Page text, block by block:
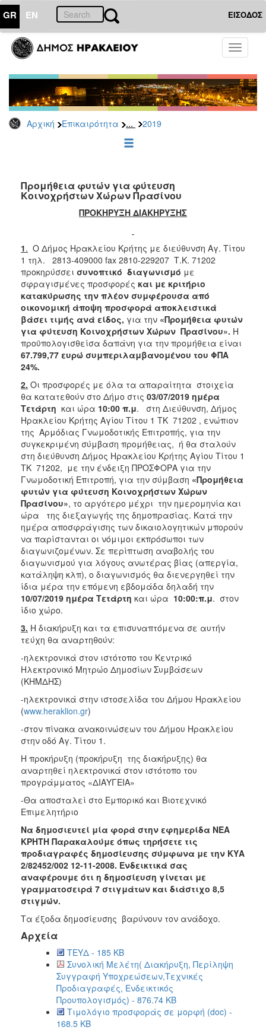
GR EN ΕΙΣΟΔΟΣ
Toggle
Αρχική Επικαιρότητα ... 2019
ΕΠΙΚΑΙΡΟΤΗΤΑ
-
Δημοπρασίες
Αρχείο
2026
2022
2019
2018
2017
2016
2015
2013
ΔΗΜΟΤΗΣ
ΕΠΙΣΚΕΠΤΗΣ
ΗΡΑΚΛΕΙΟ
Προμήθεια φυτών για φύτευση
Κοινοχρήστων Χώρων Πρασίνου
ΠΡΟΚΗΡΥΞΗ ΔΙΑΚΗΡΥΞΗΣ
1. Ο Δήμος Ηρακλείου Κρήτης με διεύθυνση Αγ. Τίτου
1 τηλ. 2813-409000 fax 2810-229207 Τ.Κ. 71202
προκηρύσσει συνοπτικό διαγωνισμό με
σφραγισμένες προσφορές και με κριτήριο
κατακύρωσης την πλέον συμφέρουσα από
οικονομική άποψη προσφορά αποκλειστικά
βάσει τιμής ανά είδος, για την «Προμήθεια φυτών
για φύτευση Κοινοχρήστων Χώρων Πρασίνου». Η
προϋπολογισθείσα δαπάνη για την προμήθεια είναι
67.799,77 ευρώ συμπεριλαμβανομένου του ΦΠΑ
24%.
2. Οι προσφορές με όλα τα απαραίτητα στοιχεία
θα κατατεθούν στο Δήμο στις 03/07/2019 ημέρα
Τετάρτη και ώρα 10:00 π.μ. στη Διεύθυνση, Δήμος
Ηρακλείου Κρήτης Αγίου Τίτου 1 ΤΚ 71202 , ενώπιον
της Αρμόδιας Γνωμοδοτικής Επιτροπής, για την
συγκεκριμένη σύμβαση προμήθειας, ή θα σταλούν
στη διεύθυνση Δήμος Ηρακλείου Κρήτης Αγίου Τίτου 1
ΤΚ 71202, με την ένδειξη ΠΡΟΣΦΟΡΑ για την
Γνωμοδοτική Επιτροπή, για την σύμβαση «Προμήθεια
φυτών για φύτευση Κοινοχρήστων Χώρων
Πρασίνου», το αργότερο μέχρι την ημερομηνία και
ώρα της διεξαγωγής της δημοπρασίας. Κατά την
ημέρα αποσφράγισης των δικαιολογητικών μπορούν
να παρίστανται οι νόμιμοι εκπρόσωποι των
διαγωνιζομένων. Σε περίπτωση αναβολής του
διαγωνισμού για λόγους ανωτέρας βίας (απεργία,
κατάληψη κλπ), ο διαγωνισμός θα διενεργηθεί την
ίδια μέρα την επόμενη εβδομάδα δηλαδή την
10/07/2019 ημέρα Τετάρτη και ώρα 10:00:π.μ. στον
ίδιο χώρο.
3. Η διακήρυξη και τα επισυναπτόμενα σε αυτήν
τεύχη θα αναρτηθούν:
-ηλεκτρονικά στον ιστότοπο του Κεντρικό
Ηλεκτρονικό Μητρώο Δημοσίων Συμβάσεων
(ΚΗΜΔΗΣ)
-ηλεκτρονικά στην ιστοσελίδα του Δήμου Ηρακλείου
(www.heraklion.gr)
-στον πίνακα ανακοινώσεων του Δήμου Ηρακλείου
στην οδό Αγ. Τίτου 1.
Η προκήρυξη (προκήρυξη της διακήρυξης) θα
αναρτηθεί ηλεκτρονικά στον ιστότοπο του
προγράμματος «ΔΙΑΥΓΕΙΑ»
-Θα αποσταλεί στο Εμπορικό και Βιοτεχνικό
Επιμελητήριο
Να δημοσιευτεί μία φορά στην εφημερίδα ΝΕΑ
ΚΡΗΤΗ Παρακαλούμε όπως τηρήσετε τις
προδιαγραφές δημοσίευσης σύμφωνα με την ΚΥΑ
2/82452/002 12-11-2008. Ενδεικτικά σας
αναφέρουμε ότι η δημοσίευση γίνεται με
γραμματοσειρά 7 στιγμάτων και διάστιχο 8,5
στιγμών.
Τα έξοδα δημοσίευσης βαρύνουν τον ανάδοχο.
Αρχεία
ΤΕΥΔ - 185 KB
Συνολική Μελέτη( Διακήρυξη, Περίληψη
Συγγραφή Υποχρεώσεων,Τεχνικές
Προδιαγραφές, Ενδεικτικός
Προυπολογισμός) - 876.74 KB
Τιμολόγιο προσφοράς σε μορφή (doc) -
168.5 KB